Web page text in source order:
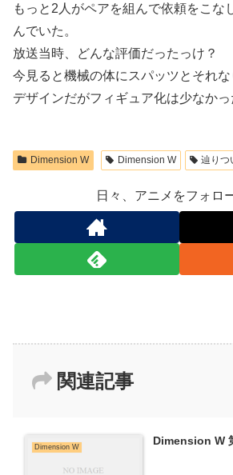
もっと2人がペアを組んで依頼をこな
んでいた。
放送当時、どんな評価だったっけ？
今見ると機械の体にスパッツとそれ
デザインだがフィギュア化は少なかっ
Dimension W Dimension W 辿りつ
日々、アニメをフォロ
関連記事
Dimension W Dimension W